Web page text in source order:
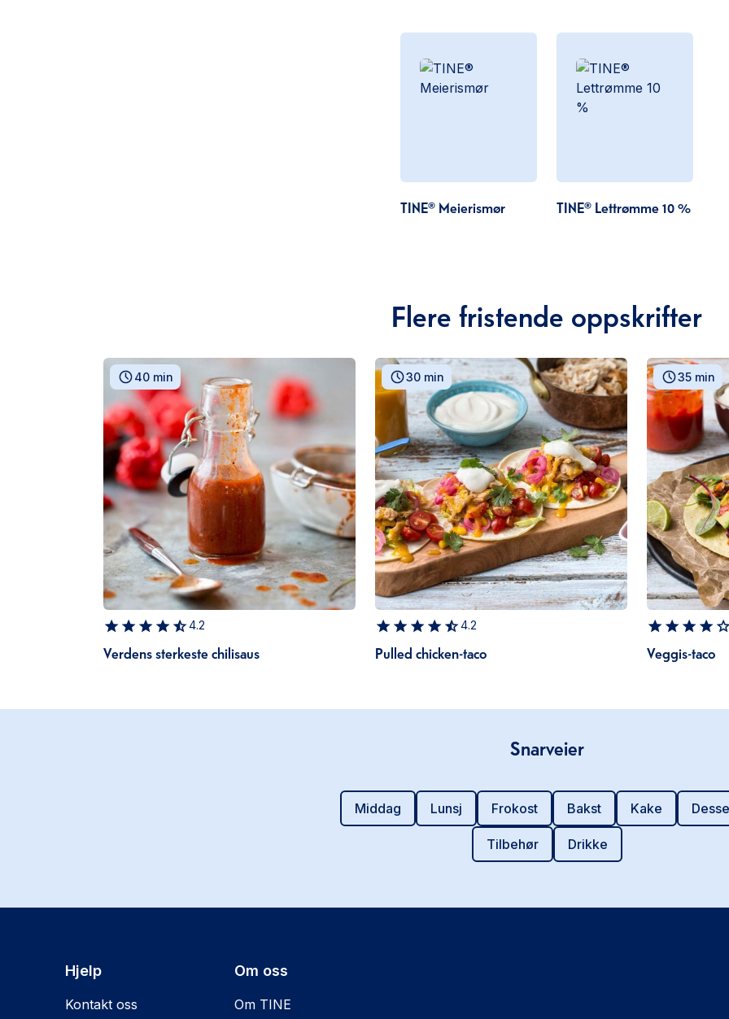
TINE® Meierismør TINE® Lettrømme 10 %
Flere fristende oppskrifter
40 min
4.2
Verdens sterkeste chilisaus
30 min
4.2
Pulled chicken-taco
35 min
Veggis-taco
Snarveier
Middag Lunsj Frokost Bakst Kake
Tilbehør Drikke
Hjelp
Kontakt oss
Om oss
Om TINE